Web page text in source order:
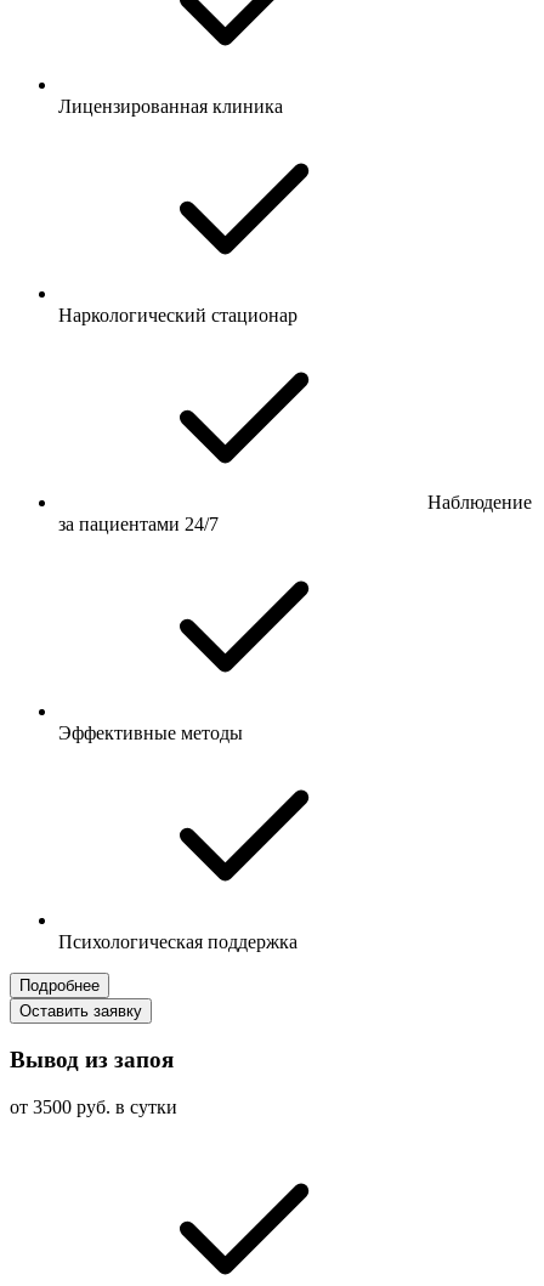
Лицензированная клиника
Наркологический стационар
Наблюдение
за пациентами 24/7
Эффективные методы
Психологическая поддержка
Подробнее
Оставить заявку
Вывод из запоя
от 3500 руб. в сутки